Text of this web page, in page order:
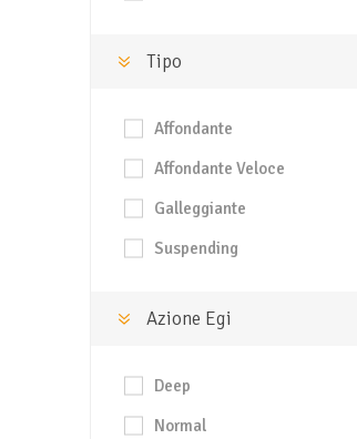
Tipo
Affondante
Affondante Veloce
Galleggiante
Suspending
Azione Egi
Deep
Normal